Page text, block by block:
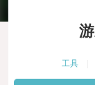
工具